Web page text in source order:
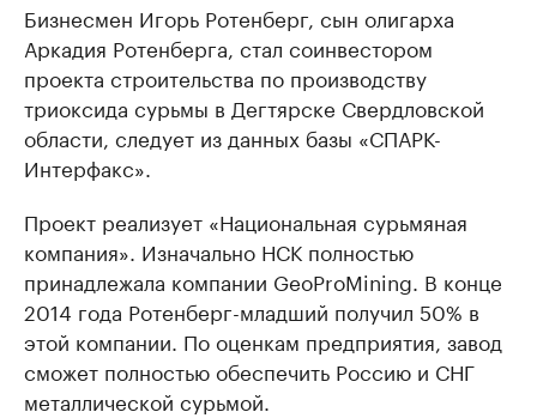
Бизнесмен Игорь Ротенберг, сын олигарха
Аркадия Ротенберга, стал соинвестором
проекта строительства по производству
триоксида сурьмы в Дегтярске Свердловской
области, следует из данных базы «СПАРК-
Интерфакс».
Проект реализует «Национальная сурьмяная
компания». Изначально НСК полностью
принадлежала компании GeoProMining. В конце
2014 года Ротенберг-младший получил 50% в
этой компании. По оценкам предприятия, завод
сможет полностью обеспечить Россию и СНГ
металлической сурьмой.